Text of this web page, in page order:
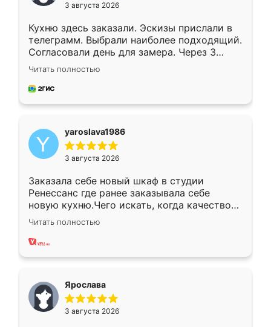
3 августа 2026
Кухню здесь заказали. Эскизы прислали в
телеграмм. Выбрали наиболее подходящий.
Согласовали день для замера. Через 3
недели кухня была уже готова. Остались
довольны работой. Спасибо Ренессанс
мебель за качественную работу!
Читать полностью
yaroslava1986
3 августа 2026
Заказала себе новый шкаф в студии
Ренессанс где ранее заказывала себе
новую кухню.Чего искать, когда качеством
вполне довольна. Служит кухня уже почти
два года, нареканий нет.
Читать полностью
Ярослава
3 августа 2026